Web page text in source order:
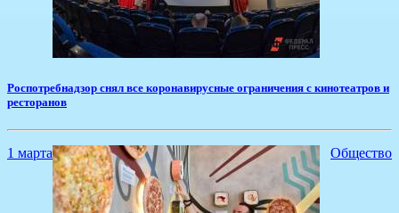
Роспотребнадзор снял все коронавирусные ограничения с кинотеатров и
ресторанов
1 марта Общество